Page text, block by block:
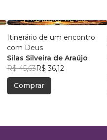
Itinerário de um encontro
com Deus
Silas Silveira de Araújo
R$ 45,63R$ 36,12
Comprar